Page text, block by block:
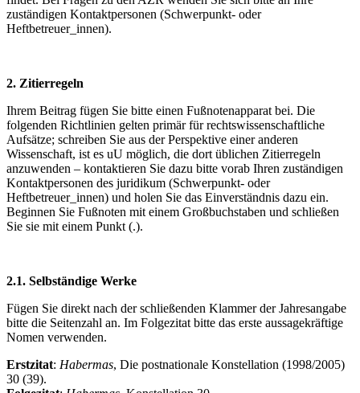
zuständigen Kontaktpersonen (Schwerpunkt- oder
Heftbetreuer_innen).
2. Zitierregeln
Ihrem Beitrag fügen Sie bitte einen Fußnotenapparat bei. Die
folgenden Richtlinien gelten primär für rechtswissenschaftliche
Aufsätze; schreiben Sie aus der Perspektive einer anderen
Wissenschaft, ist es uU möglich, die dort üblichen Zitierregeln
anzuwenden – kontaktieren Sie dazu bitte vorab Ihren zuständigen
Kontaktpersonen des juridikum (Schwerpunkt- oder
Heftbetreuer_innen) und holen Sie das Einverständnis dazu ein.
Beginnen Sie Fußnoten mit einem Großbuchstaben und schließen
Sie sie mit einem Punkt (.).
2.1. Selbständige Werke
Fügen Sie direkt nach der schließenden Klammer der Jahresangabe
bitte die Seitenzahl an. Im Folgezitat bitte das erste aussagekräftige
Nomen verwenden.
Erstzitat: Habermas, Die postnationale Konstellation (1998/2005)
30 (39).